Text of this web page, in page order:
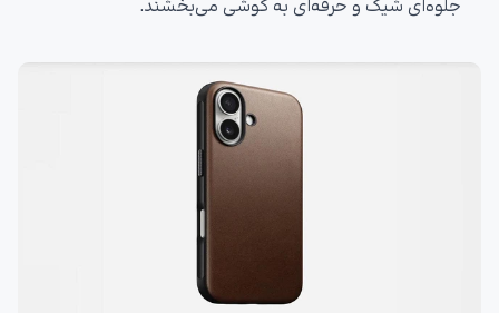
جلوه‌ای شیک و حرفه‌ای به گوشی می‌بخشند.